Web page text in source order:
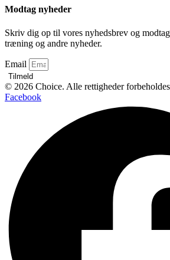
Modtag nyheder
Skriv dig op til vores nyhedsbrev og
træning og andre nyheder.
Email
Tilmeld
© 2026 Choice. Alle rettigheder forbeholdes
Facebook